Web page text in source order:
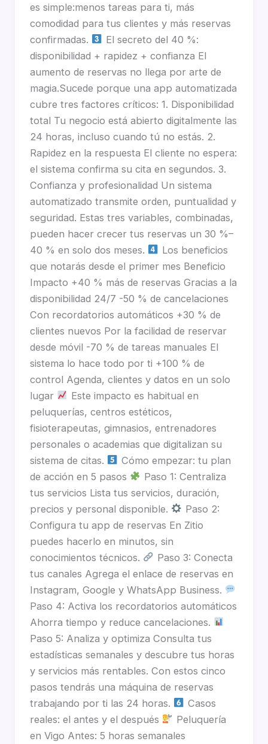
es simple:menos tareas para ti, más
comodidad para tus clientes y más reservas
confirmadas.
El secreto del 40 %:
disponibilidad + rapidez + confianza El
aumento de reservas no llega por arte de
magia.Sucede porque una app automatizada
cubre tres factores críticos: 1. Disponibilidad
total Tu negocio está abierto digitalmente las
24 horas, incluso cuando tú no estás. 2.
Rapidez en la respuesta El cliente no espera:
el sistema confirma su cita en segundos. 3.
Confianza y profesionalidad Un sistema
automatizado transmite orden, puntualidad y
seguridad. Estas tres variables, combinadas,
pueden hacer crecer tus reservas un 30 %–
40 % en solo dos meses.
Los beneficios
que notarás desde el primer mes Beneficio
Impacto +40 % más de reservas Gracias a la
disponibilidad 24/7 -50 % de cancelaciones
Con recordatorios automáticos +30 % de
clientes nuevos Por la facilidad de reservar
desde móvil -70 % de tareas manuales El
sistema lo hace todo por ti +100 % de
control Agenda, clientes y datos en un solo
lugar
Este impacto es habitual en
peluquerías, centros estéticos,
fisioterapeutas, gimnasios, entrenadores
personales o academias que digitalizan su
sistema de citas.
Cómo empezar: tu plan
de acción en 5 pasos
Paso 1: Centraliza
tus servicios Lista tus servicios, duración,
precios y personal disponible.
Paso 2:
Configura tu app de reservas En Zitio
puedes hacerlo en minutos, sin
conocimientos técnicos.
Paso 3: Conecta
tus canales Agrega el enlace de reservas en
Instagram, Google y WhatsApp Business.
Paso 4: Activa los recordatorios automáticos
Ahorra tiempo y reduce cancelaciones.
Paso 5: Analiza y optimiza Consulta tus
estadísticas semanales y descubre tus horas
y servicios más rentables. Con estos cinco
pasos tendrás una máquina de reservas
trabajando por ti las 24 horas.
Casos
reales: el antes y el después
Peluquería
en Vigo Antes: 5 horas semanales